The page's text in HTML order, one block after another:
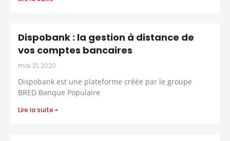
Dispobank : la gestion à distance de
vos comptes bancaires
mai 21, 2020
Dispobank est une plateforme créée par le groupe
BRED Banque Populaire
Lire la suite »